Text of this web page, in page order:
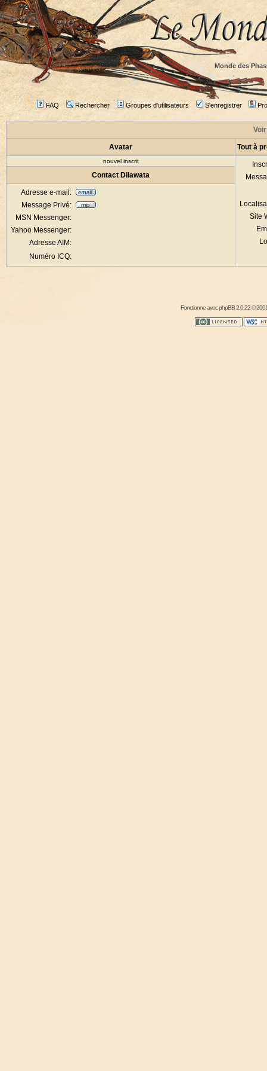
Monde des
FAQ Rechercher Groupes d'utilisateurs S'enregistrer
Avatar Tout à
nouvel inscrit
Site
Contact Dilawata
Adresse e-mail:
Message Privé:
MSN Messenger:
Yahoo Messenger:
Adresse AIM:
Numéro ICQ:
Fonctionne avecphpBB2.0.22 ©